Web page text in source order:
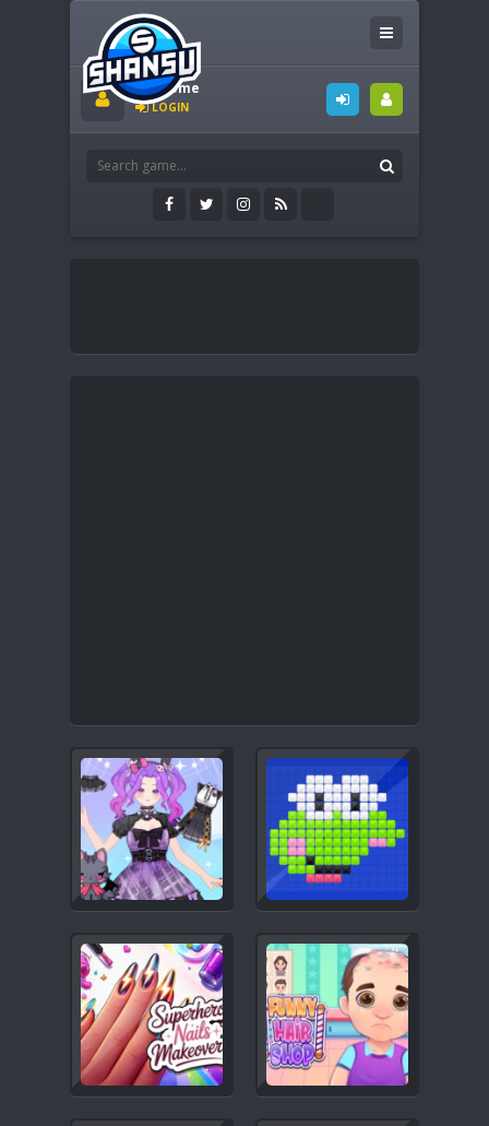
Welcome
LOGIN